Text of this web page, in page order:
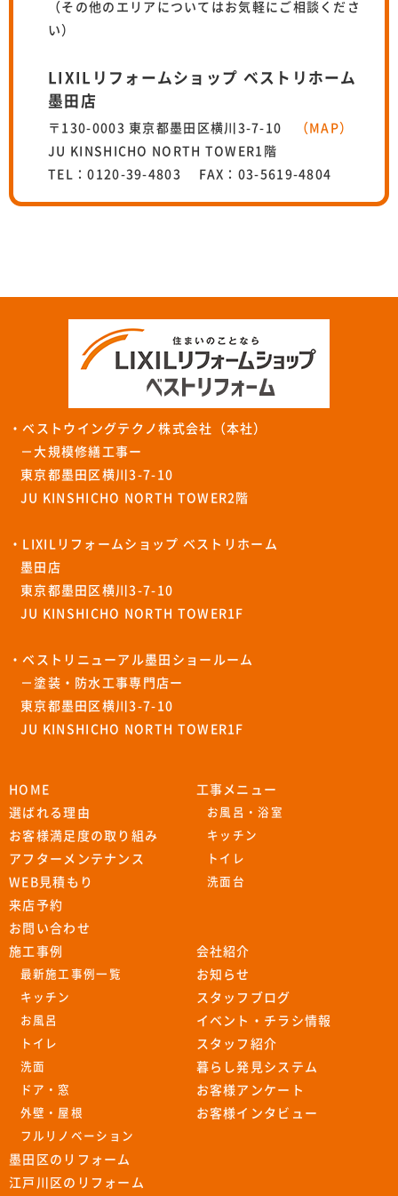
（その他のエリアについてはお気軽にご相談くださ
い）
LIXILリフォームショップ ベストリホーム
墨田店
〒130-0003 東京都墨田区横川3-7-10
（MAP）
JU KINSHICHO NORTH TOWER1階
TEL：0120-39-4803 FAX：03-5619-4804
・ベストウイングテクノ株式会社（本社）
－大規模修繕工事ー
東京都墨田区横川3-7-10
JU KINSHICHO NORTH TOWER2階
・LIXILリフォームショップ ベストリホーム
墨田店
東京都墨田区横川3-7-10
JU KINSHICHO NORTH TOWER1F
・ベストリニューアル墨田ショールーム
－塗装・防水工事専門店ー
東京都墨田区横川3-7-10
JU KINSHICHO NORTH TOWER1F
HOME
選ばれる理由
お客様満足度の取り組み
アフターメンテナンス
WEB見積もり
来店予約
お問い合わせ
工事メニュー
お風呂・浴室
キッチン
トイレ
洗面台
施工事例
最新施工事例一覧
キッチン
お風呂
トイレ
洗面
ドア・窓
外壁・屋根
フルリノベーション
会社紹介
お知らせ
スタッフブログ
イベント・チラシ情報
スタッフ紹介
暮らし発見システム
お客様アンケート
お客様インタビュー
墨田区のリフォーム
江戸川区のリフォーム